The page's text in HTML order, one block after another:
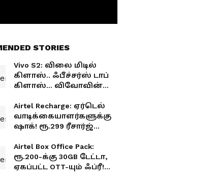
STORIES
Vivo S2: விலை மிடில்
கிளாஸ்.. ஃபீச்சர்ஸ் டாப்
கிளாஸ்... விவோவின்
ரெடி!
Airtel Recharge: ஏர்டெல்
வாடிக்கையாளர்களுக்கு
ஷாக்! ரூ.299 ரீசார்ஜ்
Airtel Box Office Pack:
ரூ.200-க்கு 30GB டேட்டா,
ஏகப்பட்ட OTT-யும் ஃப்ரீ!